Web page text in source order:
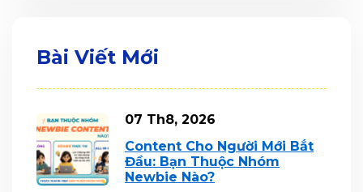
Bài Viết Mới
07 Th8, 2026
Content Cho Người Mới Bắt
Đầu: Bạn Thuộc Nhóm
Newbie Nào?